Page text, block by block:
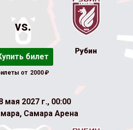
vs.
билет
от 2000₽
Рубин
мая 2027 г., 00:00
Самара Арена